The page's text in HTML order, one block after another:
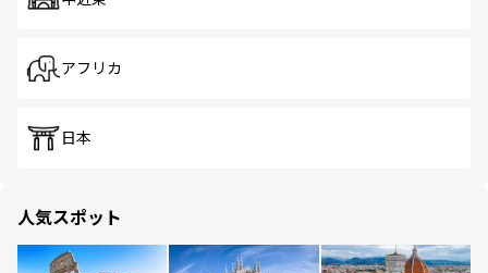
アフリカ
日本
人気スポット